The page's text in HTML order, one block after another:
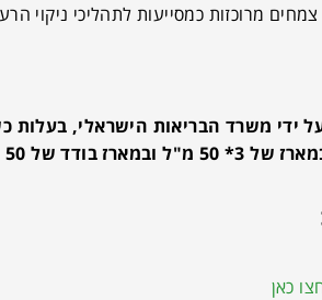
מרוכזות כמסייעות לתהליכי ניקוי
ידי משרד הבריאות הישראלי, בעלות
של 50 מ"ל.
כאן